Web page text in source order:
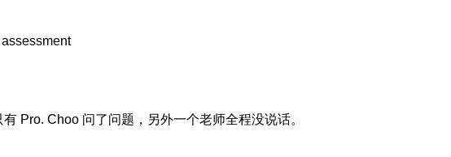
Pro. Choo 问了问题，另外一个老师全程没说话。